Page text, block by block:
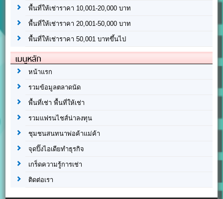
พื้นที่ให้เช่าราคา 10,001-20,000 บาท
พื้นที่ให้เช่าราคา 20,001-50,000 บาท
พื้นที่ให้เช่าราคา 50,001 บาทขึ้นไป
เมนูหลัก
หน้าแรก
รวมข้อมูลตลาดนัด
พื้นที่เช่า พื้นที่ให้เช่า
รวมแฟรนไชส์น่าลงทุน
ชุมชนสนทนาพ่อค้าแม่ค้า
จุดปิ๊งไอเดียทำธุรกิจ
เกร็ดความรู้การเช่า
ติดต่อเรา